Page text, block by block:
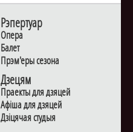
Рэпертуар
Опера
Балет
Прэм'еры сезона
Дзецям
Праекты для дзяцей
Афiша для дзяцей
Дзiцячая студыя